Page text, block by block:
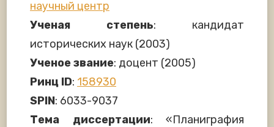
научный центр
Ученая степень: кандидат
исторических наук (2003)
Ученое звание: доцент (2005)
Ринц ID: 158930
SPIN: 6033-9037
Тема диссертации: «Планиграфия